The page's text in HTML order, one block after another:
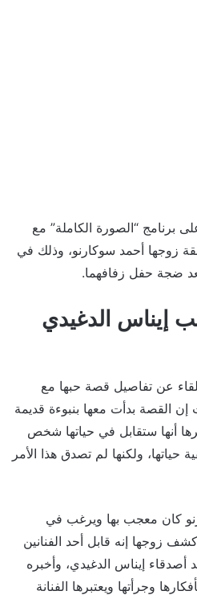
برنامج “الصورة الكاملة” مع
زوجها أحمد سوكارنو، وذلك في
ضجة حفل زفافهما.
إيناس الدغيدي
عن تفاصيل قصة حبها مع
القصة بدأت معها بنبوءة قديمة
أنها ستقابل في حياتها شخص
ولكنها لم تصدق هذا الأمر
كان معجب بها ويرغب في
زوجها إنه قابل أحد الفنانين
أصدقاء إيناس الدغيدي، وأخبره
وجرأتها ويعتبرها الفنانة